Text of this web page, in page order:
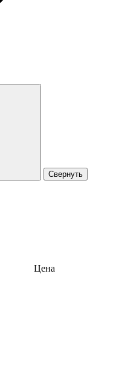
Свернуть
Цена